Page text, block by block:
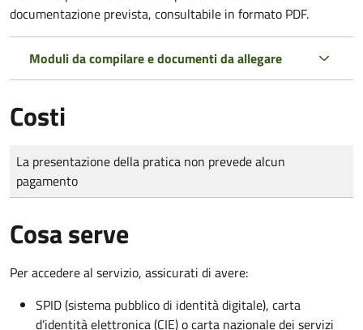
documentazione prevista, consultabile in formato PDF.
Moduli da compilare e documenti da allegare
Costi
Tipo di pagamento
Importo
La presentazione della pratica non prevede alcun
pagamento
Cosa serve
Per accedere al servizio, assicurati di avere:
SPID (sistema pubblico di identità digitale), carta
d’identità elettronica (CIE) o carta nazionale dei servizi